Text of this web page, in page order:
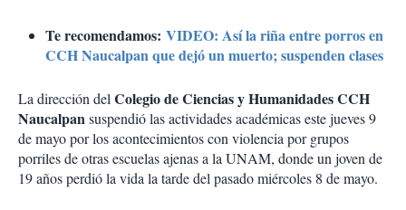
Te recomendamos: VIDEO: Así la riña entre porros en
CCH Naucalpan que dejó un muerto; suspenden clases
La dirección delColegio de Ciencias y Humanidades CCH
Naucalpansuspendió las actividades académicas este jueves 9
de mayo por los acontecimientos con violencia por grupos
porriles de otras escuelas ajenas a la UNAM, donde un joven de
19 años perdió la vida la tarde del pasado miércoles 8 de mayo.